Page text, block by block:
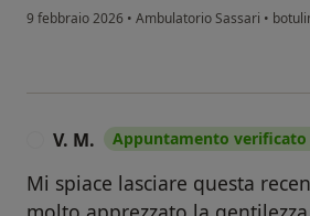
9 febbraio 2026 • Ambulatorio Sassari •
V. M. Appuntamento verificato
Mi spiace lasciare questa